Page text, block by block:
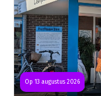
Op 13 augustus 2026